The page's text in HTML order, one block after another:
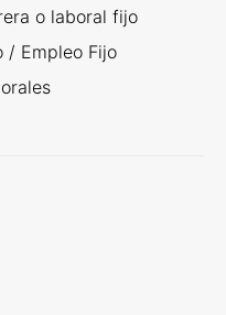
o laboral fijo
/ Empleo Fijo